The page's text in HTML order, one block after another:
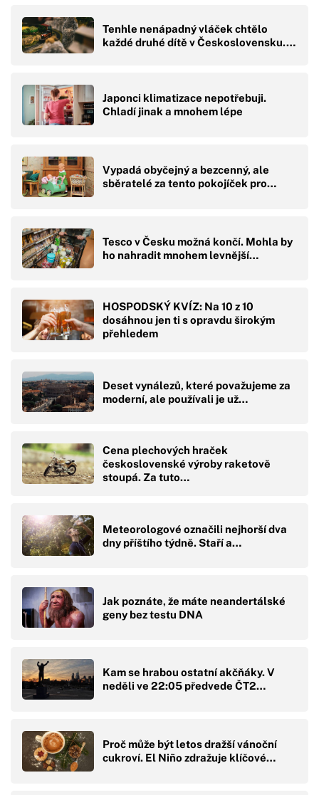
Tenhle nenápadný vláček chtělo
každé druhé dítě v Československu.…
Japonci klimatizace nepotřebuji.
Chladí jinak a mnohem lépe
Vypadá obyčejný a bezcenný, ale
sběratelé za tento pokojíček pro…
Tesco v Česku možná končí. Mohla by
ho nahradit mnohem levnější…
HOSPODSKÝ KVÍZ: Na 10 z 10
dosáhnou jen ti s opravdu širokým
přehledem
Deset vynálezů, které považujeme za
moderní, ale používali je už…
Cena plechových hraček
československé výroby raketově
stoupá. Za tuto…
Meteorologové označili nejhorší dva
dny příštího týdně. Staří a…
Jak poznáte, že máte neandertálské
geny bez testu DNA
Kam se hrabou ostatní akčňáky. V
neděli ve 22:05 předvede ČT2…
Proč může být letos dražší vánoční
cukroví. El Niño zdražuje klíčové…